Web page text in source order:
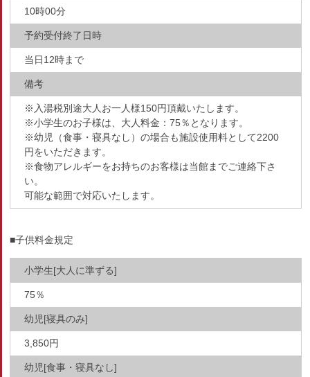
10時00分
予約受付終了日時
当日12時まで
備考
※入湯税別途大人お一人様150円頂戴いたします。
※小学生のお子様は、大人料金：75％となります。
※幼児（食事・寝具なし）の場合も施設使用料として2200
円をいただきます。
※食物アレルギーをお持ちのお客様は当館までご連絡下さ
い。
可能な範囲で対応いたします。
■子供料金規定
小学生[大人に準ずる]
75％
幼児[寝具のみ]
3,850円
幼児[食事・寝具なし]